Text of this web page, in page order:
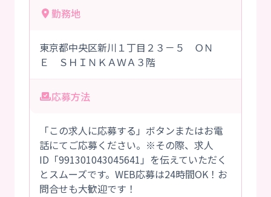
勤務地
東京都中央区新川１丁目２３－５ ＯＮ
Ｅ ＳＨＩＮＫＡＷＡ３階
応募方法
「この求人に応募する」ボタンまたはお電
話にてご応募ください。※その際、求人
ID「991301043045641」を伝えていただく
とスムーズです。WEB応募は24時間OK！お
問合せも大歓迎です！